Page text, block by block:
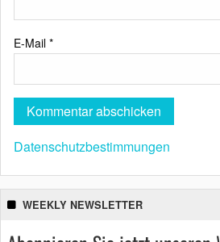
E-Mail *
Datenschutzbestimmungen
WEEKLY NEWSLETTER